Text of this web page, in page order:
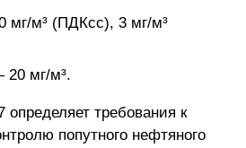
мг/м³ (ПДКсс), 3 мг/м³
мг/м³.
требования к
попутного нефтяного